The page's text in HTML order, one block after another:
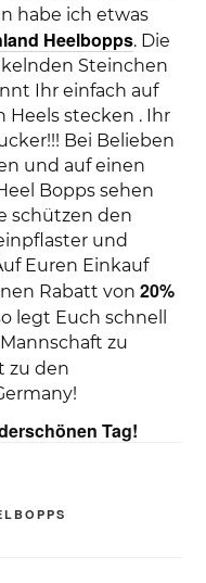
habe ich etwas
Heelbopps. Die
Steinchen
Ihr einfach auf
Heels stecken . Ihr
Bei Belieben
und auf einen
Bopps sehen
schützen den
und
Euren Einkauf
Rabatt von20%
legt Euch schnell
zu
zu den
Tag!